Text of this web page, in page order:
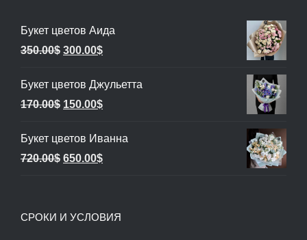
Букет цветов Аида
350.00$ Первоначальная
составляла
350.00$.
300.00$Текущая
300.00$.
Букет цветов Джульетта
170.00$ Первоначальная
составляла
170.00$.
150.00$Текущая
150.00$.
Букет цветов Иванна
720.00$ Первоначальная
720.00$.
650.00$Текущая
СРОКИ И УСЛОВИЯ